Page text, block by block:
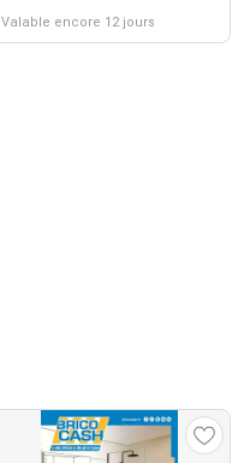
Valable encore 12 jours